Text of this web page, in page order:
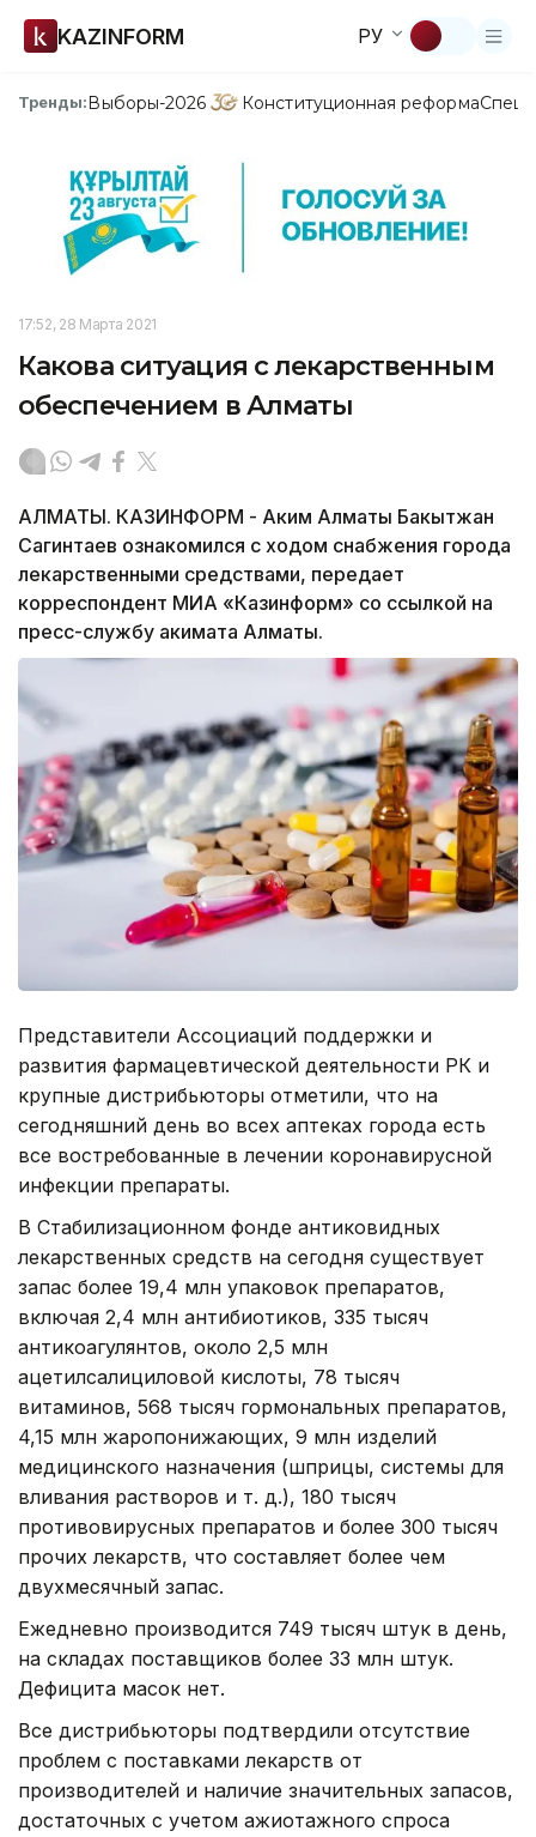
KAZINFORM РУ
Тренды:Выборы-2026 Конституционная реформа
17:52, 28 Марта 2021
Какова ситуация с лекарственным
обеспечением в Алматы
АЛМАТЫ. КАЗИНФОРМ - Аким Алматы Бакытжан
Сагинтаев ознакомился с ходом снабжения города
лекарственными средствами, передает
корреспондент МИА «Казинформ» со ссылкой на
пресс-службу акимата Алматы.
Представители Ассоциаций поддержки и
развития фармацевтической деятельности РК и
крупные дистрибьюторы отметили, что на
сегодняшний день во всех аптеках города есть
все востребованные в лечении коронавирусной
инфекции препараты.
В Стабилизационном фонде антиковидных
лекарственных средств на сегодня существует
запас более 19,4 млн упаковок препаратов,
включая 2,4 млн антибиотиков, 335 тысяч
антикоагулянтов, около 2,5 млн
ацетилсалициловой кислоты, 78 тысяч
витаминов, 568 тысяч гормональных препаратов,
4,15 млн жаропонижающих, 9 млн изделий
медицинского назначения (шприцы, системы для
вливания растворов и т. д.), 180 тысяч
противовирусных препаратов и более 300 тысяч
прочих лекарств, что составляет более чем
двухмесячный запас.
Ежедневно производится 749 тысяч штук в день,
на складах поставщиков более 33 млн штук.
Дефицита масок нет.
Все дистрибьюторы подтвердили отсутствие
проблем с поставками лекарств от
производителей и наличие значительных запасов,
достаточных с учетом ажиотажного спроса